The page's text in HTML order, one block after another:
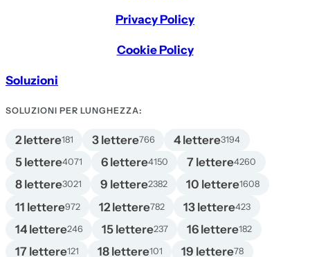
Privacy Policy
Cookie Policy
Soluzioni
SOLUZIONI PER LUNGHEZZA:
2 lettere181 3 lettere766 4 lettere3194
5 lettere4071 6 lettere4150 7 lettere4260
8 lettere3021 9 lettere2382 10 lettere1608
11 lettere972 12 lettere782 13 lettere423
14 lettere246 15 lettere237 16 lettere182
17 lettere121 18 lettere101 19 lettere78